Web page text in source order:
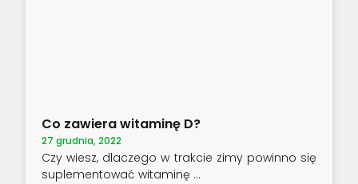
Co zawiera witaminę D?
27 grudnia, 2022
Czy wiesz, dlaczego w trakcie zimy powinno się
suplementować witaminę